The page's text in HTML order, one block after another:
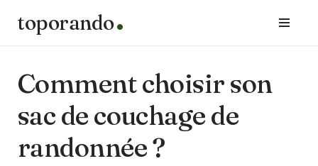
contenu
toporando
Comment choisir son
sac de couchage de
randonnée ?